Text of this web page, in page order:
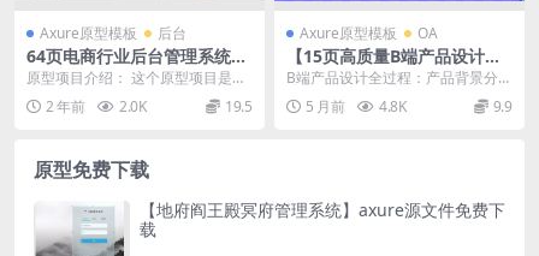
Axure原型模板 后台
64页电商行业后台管理系统产
品Axure原型模板案例下载
原型项目介绍： 这个原型项目是一
个综合性的电商管理后台系统，旨
在为企业提供全面的...
2 年前 2.0K 19.5
Axure原型模板 OA
【15页高质量B端产品设计指
南】PDF文档下载
B端产品设计全过程：产品背景分
析、需求梳理、需求分析、系统建
设 第⼀阶段：产品背...
5 月前 4.8K 9.9
原型免费下载
【地府阎王殿冥府管理系统】axure源文件免费下
载